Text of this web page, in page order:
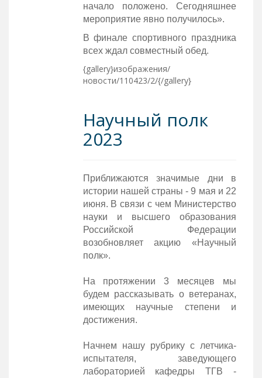
начало положено. Сегодняшнее
мероприятие явно получилось».
В финале спортивного праздника
всех ждал совместный обед.
{gallery}изображения/
новости/110423/2/{/gallery}
Научный полк
2023
Приближаются значимые дни в
истории нашей страны - 9 мая и 22
июня. В связи с чем Министерство
науки и высшего образования
Российской Федерации
возобновляет акцию «Научный
полк».
На протяжении 3 месяцев мы
будем рассказывать о ветеранах,
имеющих научные степени и
достижения.
Начнем нашу рубрику с летчика-
испытателя, заведующего
лабораторией кафедры ТГВ -